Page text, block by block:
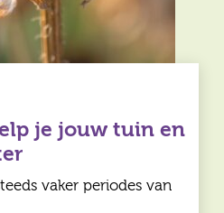
je jouw tuin en
vaker periodes van